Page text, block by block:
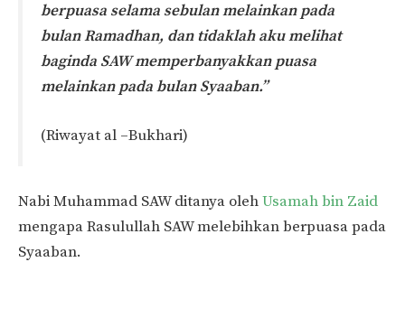
berpuasa selama sebulan melainkan pada
bulan Ramadhan, dan tidaklah aku melihat
baginda SAW memperbanyakkan puasa
melainkan pada bulan Syaaban.”
(Riwayat al –Bukhari)
Nabi Muhammad SAW ditanya olehUsamah bin Zaid
mengapa Rasulullah SAW melebihkan berpuasa pada
Syaaban.